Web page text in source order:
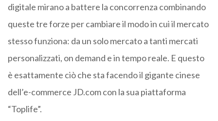
digitale mirano a battere la concorrenza combinando
queste tre forze per cambiare il modo in cui il mercato
stesso funziona: da un solo mercato a tanti mercati
personalizzati, on demand e in tempo reale. E questo
è esattamente ciò che sta facendo il gigante cinese
dell’e-commerce JD.com con la sua piattaforma
“Toplife”.